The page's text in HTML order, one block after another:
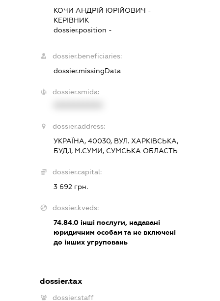
КОЧИ АНДРІЙ ЮРІЙОВИЧ -
КЕРІВНИК
dossier.position -
dossier.beneficiaries:
dossier.missingData
dossier.smida:
dossier.address:
УКРАЇНА, 40030, ВУЛ. ХАРКІВСЬКА,
БУД.1, М.СУМИ, СУМСЬКА ОБЛАСТЬ
dossier.capital:
3 692 грн.
dossier.kveds:
74.84.0 інші послуги, надавані
юридичним особам та не включені
до інших угруповань
dossier.tax
dossier.staff